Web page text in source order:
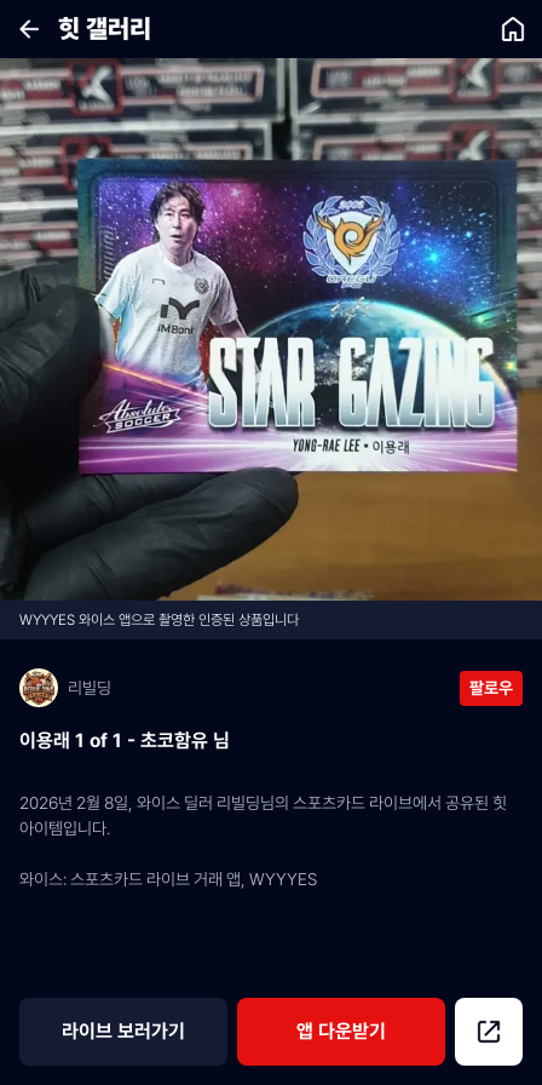
힛 갤러리
WYYYES 와이스 앱으로 촬영한 인증된 상품입니다
리빌딩 팔로우
이용래 1 of 1 - 초코함유 님
2026년 2월 8일, 와이스 딜러 리빌딩님의 스포츠카드 라이브에서 공유된 힛
아이템입니다.
와이스: 스포츠카드 라이브 거래 앱, WYYYES
라이브 보러가기 앱 다운받기